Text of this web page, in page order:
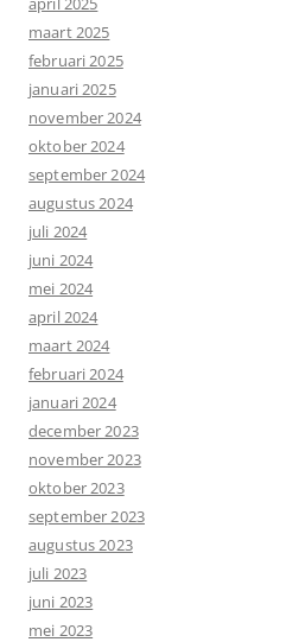
maart 2025
februari 2025
januari 2025
november 2024
oktober 2024
september 2024
augustus 2024
juli 2024
juni 2024
mei 2024
april 2024
maart 2024
februari 2024
januari 2024
december 2023
november 2023
oktober 2023
september 2023
augustus 2023
juli 2023
juni 2023
mei 2023